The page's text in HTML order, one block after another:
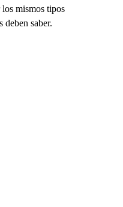
los mismos tipos
deben saber.